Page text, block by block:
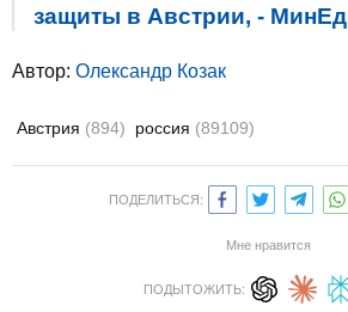
защиты в Австрии, - МинЕд
Автор: Олександр Козак
Австрия (894) россия (89109)
ПОДЕЛИТЬСЯ:
Мне нравится
ПОДЫТОЖИТЬ: